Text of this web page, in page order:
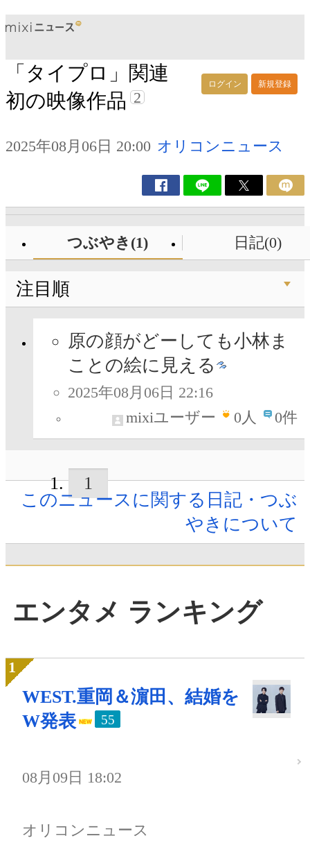
ログイン 新規登録
「タイプロ」関連
初の映像作品 2
2025年08月06日 20:00 オリコンニュース
つぶやき(1) 日記(0)
注目順
原の顔がどーしても小林ま
ことの絵に見える
2025年08月06日 22:16
mixiユーザー
0人 0件
1
このニュースに関する日記・つぶ
やきについて
エンタメ ランキング
WEST.重岡＆濵田、結婚を
W発表
55
08月09日 18:02
オリコンニュース